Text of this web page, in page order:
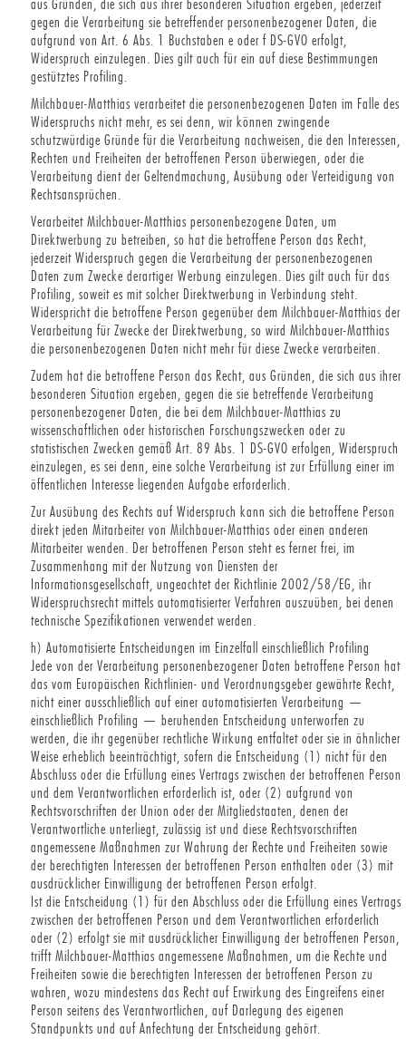
aus Gründen, die sich aus ihrer besonderen Situation ergeben, jederzeit
gegen die Verarbeitung sie betreffender personenbezogener Daten, die
aufgrund von Art. 6 Abs. 1 Buchstaben e oder f DS-GVO erfolgt,
Widerspruch einzulegen. Dies gilt auch für ein auf diese Bestimmungen
gestütztes Profiling.
Milchbauer-Matthias verarbeitet die personenbezogenen Daten im Falle des
Widerspruchs nicht mehr, es sei denn, wir können zwingende
schutzwürdige Gründe für die Verarbeitung nachweisen, die den Interessen,
Rechten und Freiheiten der betroffenen Person überwiegen, oder die
Verarbeitung dient der Geltendmachung, Ausübung oder Verteidigung von
Rechtsansprüchen.
Verarbeitet Milchbauer-Matthias personenbezogene Daten, um
Direktwerbung zu betreiben, so hat die betroffene Person das Recht,
jederzeit Widerspruch gegen die Verarbeitung der personenbezogenen
Daten zum Zwecke derartiger Werbung einzulegen. Dies gilt auch für das
Profiling, soweit es mit solcher Direktwerbung in Verbindung steht.
Widerspricht die betroffene Person gegenüber dem Milchbauer-Matthias der
Verarbeitung für Zwecke der Direktwerbung, so wird Milchbauer-Matthias
die personenbezogenen Daten nicht mehr für diese Zwecke verarbeiten.
Zudem hat die betroffene Person das Recht, aus Gründen, die sich aus ihrer
besonderen Situation ergeben, gegen die sie betreffende Verarbeitung
personenbezogener Daten, die bei dem Milchbauer-Matthias zu
wissenschaftlichen oder historischen Forschungszwecken oder zu
statistischen Zwecken gemäß Art. 89 Abs. 1 DS-GVO erfolgen, Widerspruch
einzulegen, es sei denn, eine solche Verarbeitung ist zur Erfüllung einer im
öffentlichen Interesse liegenden Aufgabe erforderlich.
Zur Ausübung des Rechts auf Widerspruch kann sich die betroffene Person
direkt jeden Mitarbeiter von Milchbauer-Matthias oder einen anderen
Mitarbeiter wenden. Der betroffenen Person steht es ferner frei, im
Zusammenhang mit der Nutzung von Diensten der
Informationsgesellschaft, ungeachtet der Richtlinie 2002/58/EG, ihr
Widerspruchsrecht mittels automatisierter Verfahren auszuüben, bei denen
technische Spezifikationen verwendet werden.
h) Automatisierte Entscheidungen im Einzelfall einschließlich Profiling
Jede von der Verarbeitung personenbezogener Daten betroffene Person hat
das vom Europäischen Richtlinien- und Verordnungsgeber gewährte Recht,
nicht einer ausschließlich auf einer automatisierten Verarbeitung —
einschließlich Profiling — beruhenden Entscheidung unterworfen zu
werden, die ihr gegenüber rechtliche Wirkung entfaltet oder sie in ähnlicher
Weise erheblich beeinträchtigt, sofern die Entscheidung (1) nicht für den
Abschluss oder die Erfüllung eines Vertrags zwischen der betroffenen Person
und dem Verantwortlichen erforderlich ist, oder (2) aufgrund von
Rechtsvorschriften der Union oder der Mitgliedstaaten, denen der
Verantwortliche unterliegt, zulässig ist und diese Rechtsvorschriften
angemessene Maßnahmen zur Wahrung der Rechte und Freiheiten sowie
der berechtigten Interessen der betroffenen Person enthalten oder (3) mit
ausdrücklicher Einwilligung der betroffenen Person erfolgt.
Ist die Entscheidung (1) für den Abschluss oder die Erfüllung eines Vertrags
zwischen der betroffenen Person und dem Verantwortlichen erforderlich
oder (2) erfolgt sie mit ausdrücklicher Einwilligung der betroffenen Person,
trifft Milchbauer-Matthias angemessene Maßnahmen, um die Rechte und
Freiheiten sowie die berechtigten Interessen der betroffenen Person zu
wahren, wozu mindestens das Recht auf Erwirkung des Eingreifens einer
Person seitens des Verantwortlichen, auf Darlegung des eigenen
Standpunkts und auf Anfechtung der Entscheidung gehört.